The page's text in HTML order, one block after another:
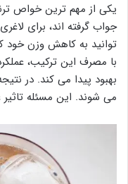
یکی از مهم ترین خواص
جواب گرفته اند، برای
توانید به کاهش وزن خود
با مصرف این ترکیب،
بهبود پیدا می کند. در
می شوند. این مسئله